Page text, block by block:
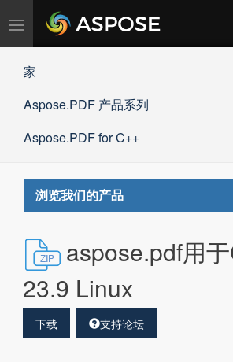
切
航家
Aspose.PDF 产品系列
Aspose.PDF for C++
浏览我们的产品
aspose.pdf用
23.9 Linux
下载 支持论坛